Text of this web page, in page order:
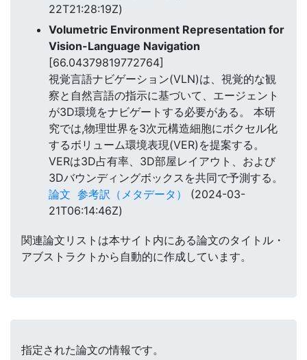
22T21:28:19Z)
Volumetric Environment Representation for
Vision-Language Navigation
[66.04379819772764]
視覚言語ナビゲーション(VLN)は、視覚的な観
察と自然言語の指示に基づいて、エージェント
が3D環境をナビゲートする必要がある。 本研
究では,物理世界を3次元構造細胞にボクセル化
するボリューム環境表現(VER)を提案する。
VERは3D占有率、3D部屋レイアウト、および
3Dバウンディングボックスを共同で予測する。
論文 参考訳（メタデータ）
(2024-03-
21T06:14:46Z)
関連論文リストは本サイト内にある論文のタイトル・
アブストラクトから自動的に作成しています。
指定された論文の情報です。